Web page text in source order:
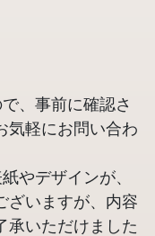
、事前に確認さ
気軽にお問い合わ
やデザインが、
ざいますが、内容
承いただけました